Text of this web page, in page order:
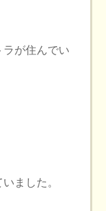
が住んでい
ました。